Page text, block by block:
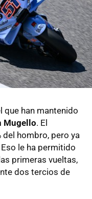
que han mantenido
Mugello. El
hombro, pero ya
le ha permitido
primeras vueltas,
dos tercios de